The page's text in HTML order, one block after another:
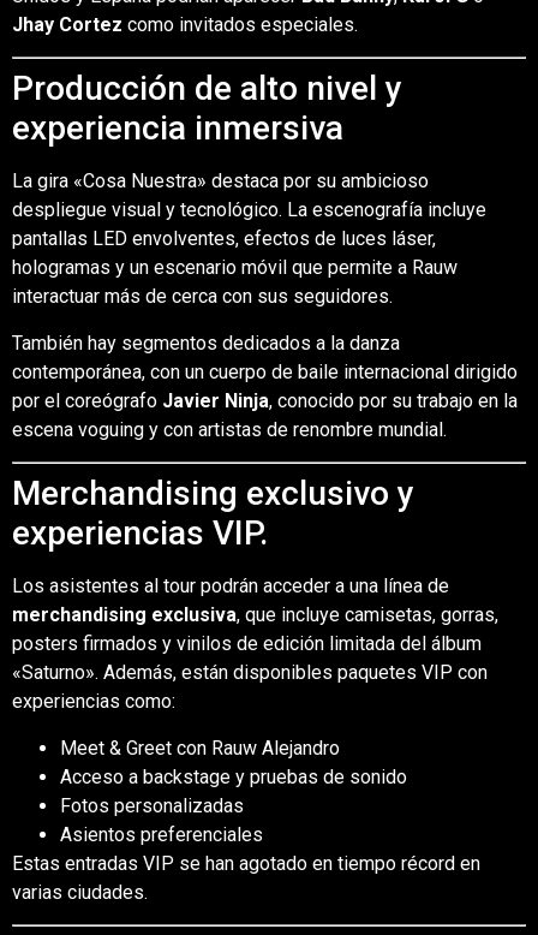
Jhay Cortez como invitados especiales.
Producción de alto nivel y
experiencia inmersiva
La gira «Cosa Nuestra» destaca por su ambicioso
despliegue visual y tecnológico. La escenografía incluye
pantallas LED envolventes, efectos de luces láser,
hologramas y un escenario móvil que permite a Rauw
interactuar más de cerca con sus seguidores.
También hay segmentos dedicados a la danza
contemporánea, con un cuerpo de baile internacional dirigido
por el coreógrafo Javier Ninja, conocido por su trabajo en la
escena voguing y con artistas de renombre mundial.
Merchandising exclusivo y
experiencias VIP.
Los asistentes al tour podrán acceder a una línea de
merchandising exclusiva, que incluye camisetas, gorras,
posters firmados y vinilos de edición limitada del álbum
«Saturno». Además, están disponibles paquetes VIP con
experiencias como:
Meet & Greet con Rauw Alejandro
Acceso a backstage y pruebas de sonido
Fotos personalizadas
Asientos preferenciales
Estas entradas VIP se han agotado en tiempo récord en
varias ciudades.